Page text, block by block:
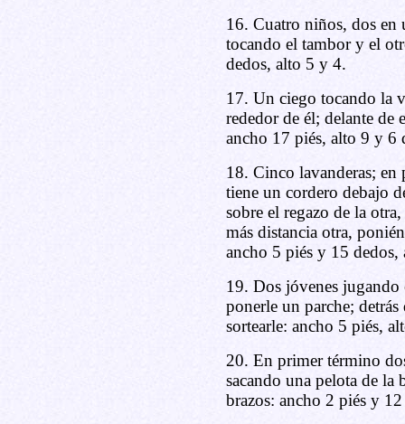
16. Cuatro niños, dos en
tocando el tambor y el
dedos, alto 5 y 4.
17. Un ciego tocando la
rededor de él; delante de
ancho 17 piés, alto 9 y 6
18. Cinco lavanderas; en
tiene un cordero debajo
sobre el regazo de la
más distancia otra,
ancho 5 piés y 15
19. Dos jóvenes
ponerle un parche; detrás
sortearle: ancho 5 piés,
20. En primer término
sacando una pelota de la
brazos: ancho 2 piés y